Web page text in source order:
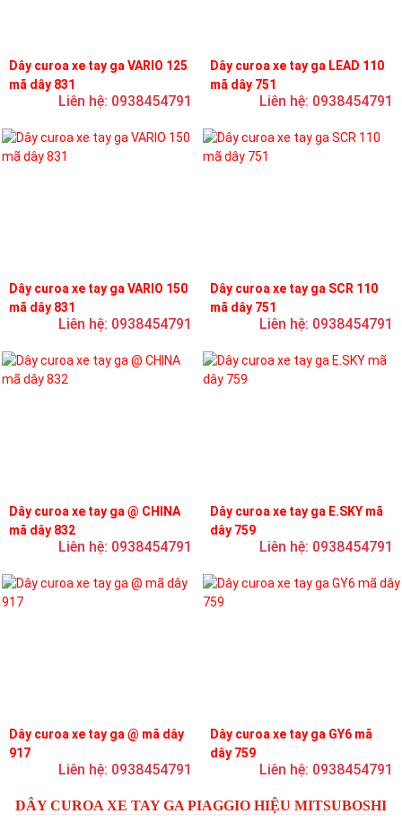
Dây curoa xe tay ga VARIO 125
mã dây 831
Liên hệ: 0938454791
Dây curoa xe tay ga LEAD 110
mã dây 751
Liên hệ: 0938454791
Dây curoa xe tay ga VARIO 150
mã dây 831
Liên hệ: 0938454791
Dây curoa xe tay ga SCR 110
mã dây 751
Liên hệ: 0938454791
Dây curoa xe tay ga @ CHINA
mã dây 832
Liên hệ: 0938454791
Dây curoa xe tay ga E.SKY mã
dây 759
Liên hệ: 0938454791
Dây curoa xe tay ga @ mã dây
917
Liên hệ: 0938454791
Dây curoa xe tay ga GY6 mã
dây 759
Liên hệ: 0938454791
DÂY CUROA XE TAY GA PIAGGIO HIỆU MITSUBOSHI